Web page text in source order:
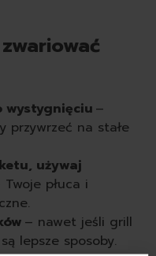
wystygnięciu –
przywrzeć na stałe
używaj
Twoje płuca i
– nawet jeśli grill
lepsze sposoby.